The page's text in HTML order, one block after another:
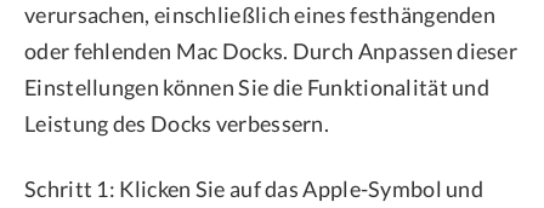
verursachen, einschließlich eines festhängenden
oder fehlenden Mac Docks. Durch Anpassen dieser
Einstellungen können Sie die Funktionalität und
Leistung des Docks verbessern.
Schritt 1: Klicken Sie auf das Apple-Symbol und